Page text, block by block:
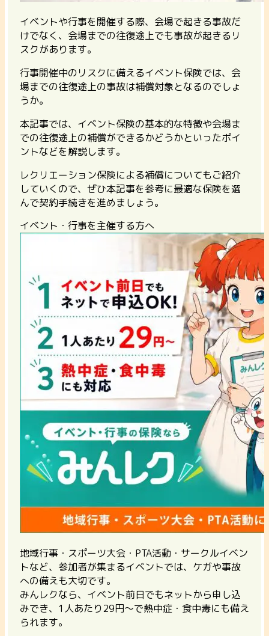
イベントや行事を開催する際、会場で起きる事故だ
けでなく、会場までの往復途上でも事故が起きるリ
スクがあります。
行事開催中のリスクに備えるイベント保険では、会
場までの往復途上の事故は補償対象となるのでしょ
うか。
本記事では、イベント保険の基本的な特徴や会場ま
での往復途上の補償ができるかどうかといったポイ
ントなどを解説します。
レクリエーション保険による補償についてもご紹介
していくので、ぜひ本記事を参考に最適な保険を選
んで契約手続きを進めましょう。
イベント・行事を主催する方へ
地域行事・スポーツ大会・PTA活動・サークルイベン
トなど、参加者が集まるイベントでは、ケガや事故
への備えも大切です。
みんレクなら、イベント前日でもネットから申し込
みでき、1人あたり29円〜で熱中症・食中毒にも備え
られます。